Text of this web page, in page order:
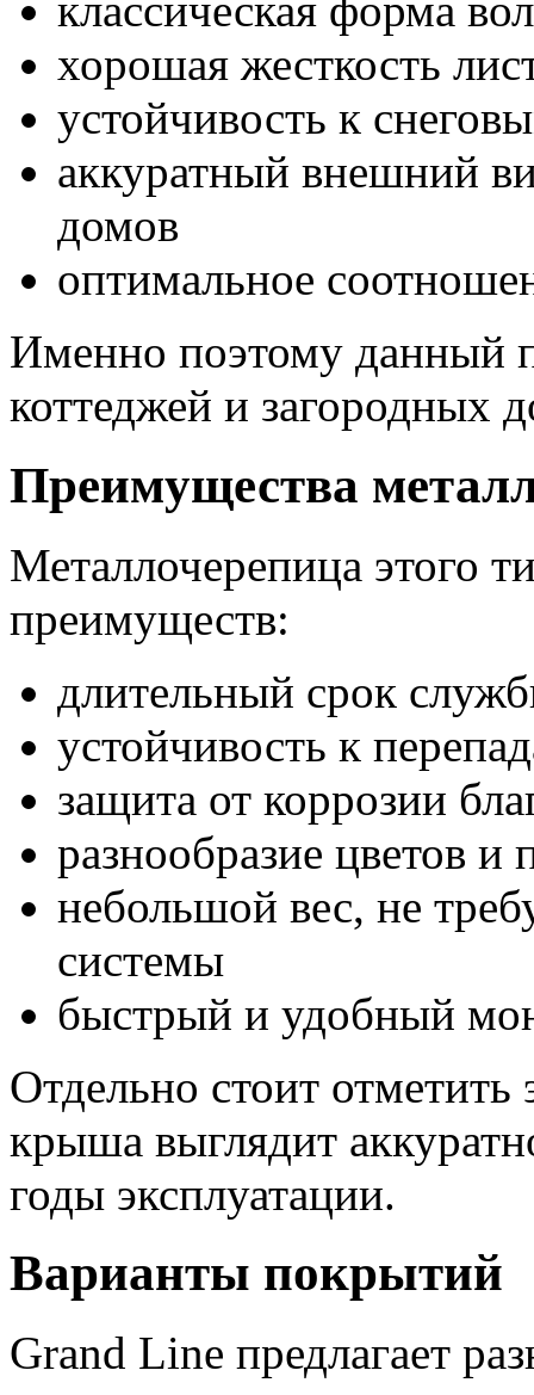
хорошая жесткость
устойчивость к
аккуратный внешний
домов
оптимальное
Именно поэтому данный
коттеджей и загородных
Преимущества
Металлочерепица этого
преимуществ:
длительный срок
устойчивость к
защита от коррозии
разнообразие цветов и
небольшой вес, не
системы
быстрый и удобный
Отдельно стоит
крыша выглядит
годы эксплуатации.
Варианты покрытий
Grand Line предлагает